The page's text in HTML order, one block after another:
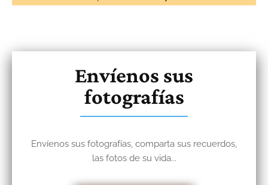
Envíenos sus
fotografías
Envíenos sus fotografías, comparta sus recuerdos,
las fotos de su vida...